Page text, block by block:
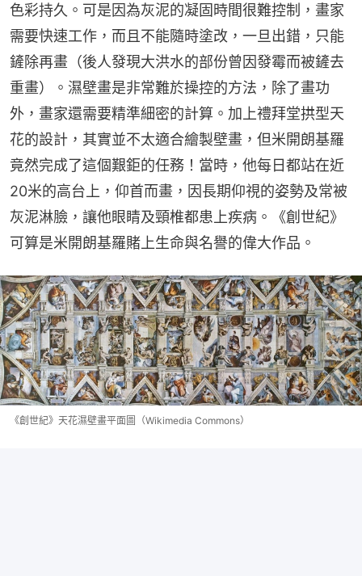
色彩持久。可是因為灰泥的凝固時間很難控制，畫家
需要快速工作，而且不能隨時塗改，一旦出錯，只能
鏟除再畫（後人發現大洪水的部份曾因發霉而被鏟去
重畫）。濕壁畫是非常難於操控的方法，除了畫功
外，畫家還需要精準細密的計算。加上禮拜堂拱型天
花的設計，其實並不太適合繪製壁畫，但米開朗基羅
竟然完成了這個艱鉅的任務！當時，他每日都站在近
20米的高台上，仰首而畫，因長期仰視的姿勢及常被
灰泥淋臉，讓他眼睛及頸椎都患上疾病。《創世紀》
可算是米開朗基羅賭上生命與名譽的偉大作品。
《創世紀》天花濕壁畫平面圖（Wikimedia Commons）